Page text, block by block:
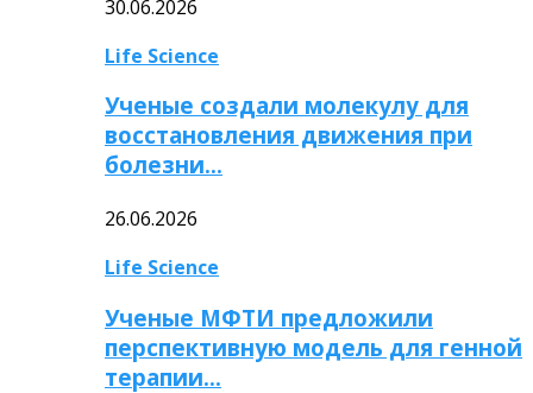
30.06.2026
Life Science
Ученые создали молекулу для
восстановления движения при
болезни…
26.06.2026
Life Science
Ученые МФТИ предложили
перспективную модель для генной
терапии…